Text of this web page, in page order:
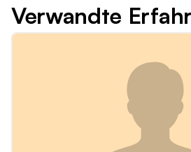
Verwandte